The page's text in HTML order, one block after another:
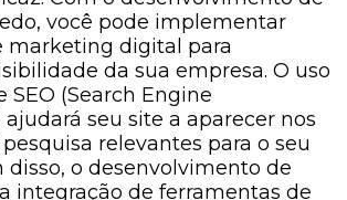
você pode implementar
marketing digital para
da sua empresa. O uso
SEO (Search Engine
seu site a aparecer nos
relevantes para o seu
disso, o desenvolvimento de
integração de ferramentas de